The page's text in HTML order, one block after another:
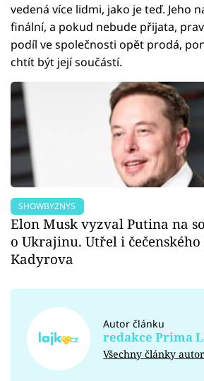
vedená více lidmi, jako je teď. Jeho
finální, a pokud nebude přijata,
podíl ve společnosti opět prodá,
chtít být její součástí.
SHOWBYZNYS
Elon Musk vyzval Putina na
o Ukrajinu. Utřel i
Kadyrova
Autor článku
redakce Prima
Všechny články